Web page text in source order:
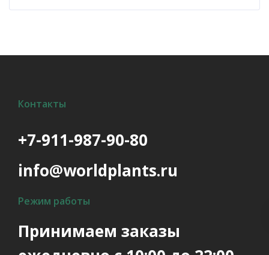
Контакты
+7-911-987-90-80
info@worldplants.ru
Режим работы
Принимаем заказы